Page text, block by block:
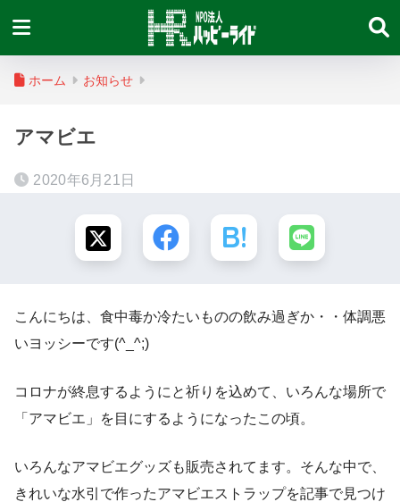
ホーム お知らせ
アマビエ
2020年6月21日
こんにちは、食中毒か冷たいものの飲み過ぎか・・体調悪
いヨッシーです(^_^;)
コロナが終息するようにと祈りを込めて、いろんな場所で
「アマビエ」を目にするようになったこの頃。
いろんなアマビエグッズも販売されてます。そんな中で、
きれいな水引で作ったアマビエストラップを記事で見つけ